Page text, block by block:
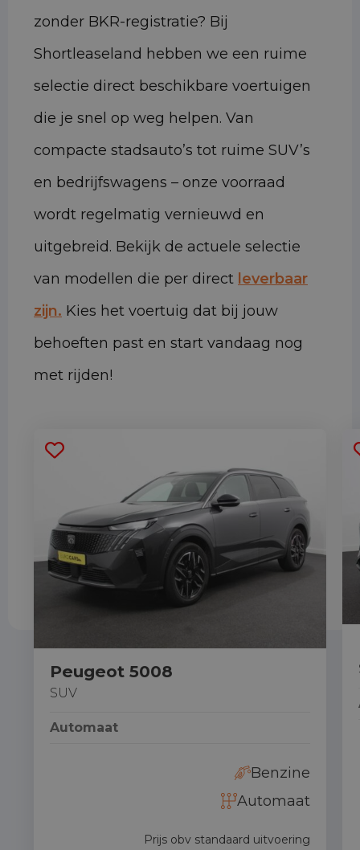
zonder BKR-registratie? Bij
Shortleaseland hebben we een ruime
selectie direct beschikbare voertuigen
die je snel op weg helpen. Van
compacte stadsauto’s tot ruime SUV’s
en bedrijfswagens – onze voorraad
wordt regelmatig vernieuwd en
uitgebreid. Bekijk de actuele selectie
van modellen die per direct leverbaar
zijn. Kies het voertuig dat bij jouw
behoeften past en start vandaag nog
met rijden!
Peugeot 5008
SUV
Automaat
Benzine
Automaat
Prijs obv standaard uitvoering